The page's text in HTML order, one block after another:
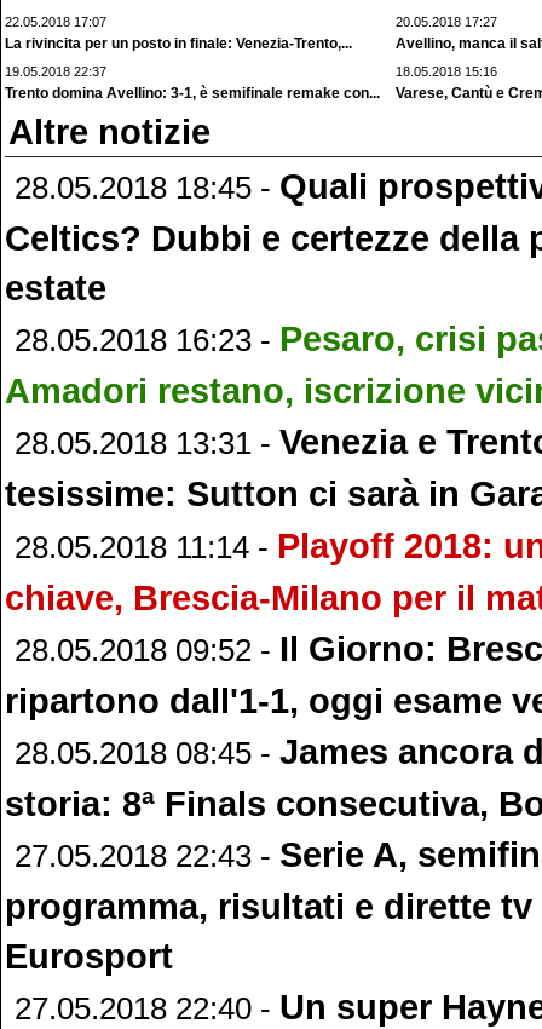
22.05.2018 17:07
La rivincita per un posto in finale: Venezia-Trento,...
20.05.2018 17:27
Avellino, manca il
19.05.2018 22:37
Trento domina Avellino: 3-1, è semifinale remake con...
18.05.2018 15:16
Varese, Cantù e
Altre notizie
28.05.2018 18:45 - Quali
Celtics? Dubbi e certezze della
estate
28.05.2018 16:23 - Pesaro, crisi
Amadori restano, iscrizione
28.05.2018 13:31 - Venezia e
tesissime: Sutton ci sarà in
28.05.2018 11:14 - Playoff 2018:
chiave, Brescia-Milano per il
28.05.2018 09:52 - Il Giorno:
ripartono dall'1-1, oggi esame
28.05.2018 08:45 - James ancora
storia: 8ª Finals consecutiva,
27.05.2018 22:43 - Serie A,
programma, risultati e dirette tv
Eurosport
27.05.2018 22:40 - Un super